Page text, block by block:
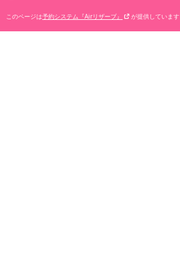
このページは予約システム『Airリザーブ』 が提供しています